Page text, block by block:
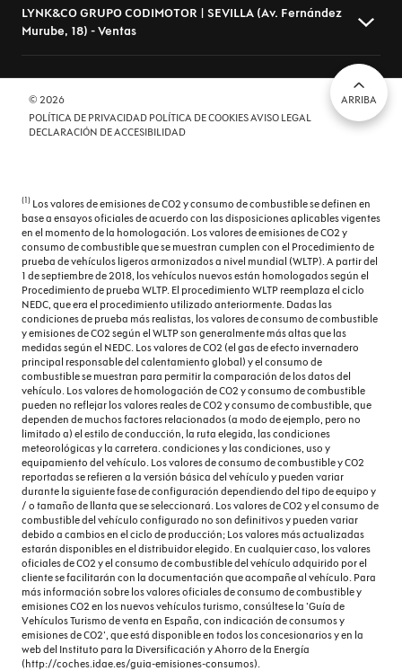
Av. Fernández Murube, 10 A, Sevilla - 41007 Sevilla (Sevilla)
954510666
codimotor@codimotor.com
LYNK&CO GRUPO CODIMOTOR | SEVILLA (Av. Fernández
Murube, 18) - Ventas
Av. Fernández Murube, 18, Sevilla - 41007 Sevilla (Sevilla)
954320323
© 2026
POLÍTICA DE PRIVACIDAD POLÍTICA DE COOKIESAVISO LEGAL
DECLARACIÓN DE ACCESIBILIDAD
ARRIBA
(1) Los valores de emisiones de CO2 y consumo de combustible se definen en
base a ensayos oficiales de acuerdo con las disposiciones aplicables vigentes
en el momento de la homologación. Los valores de emisiones de CO2 y
consumo de combustible que se muestran cumplen con el Procedimiento de
prueba de vehículos ligeros armonizados a nivel mundial (WLTP). A partir del
1 de septiembre de 2018, los vehículos nuevos están homologados según el
Procedimiento de prueba WLTP. El procedimiento WLTP reemplaza el ciclo
NEDC, que era el procedimiento utilizado anteriormente. Dadas las
condiciones de prueba más realistas, los valores de consumo de combustible
y emisiones de CO2 según el WLTP son generalmente más altas que las
medidas según el NEDC. Los valores de CO2 (el gas de efecto invernadero
principal responsable del calentamiento global) y el consumo de
combustible se muestran para permitir la comparación de los datos del
vehículo. Los valores de homologación de CO2 y consumo de combustible
pueden no reflejar los valores reales de CO2 y consumo de combustible, que
dependen de muchos factores relacionados (a modo de ejemplo, pero no
limitado a) el estilo de conducción, la ruta elegida, las condiciones
meteorológicas y la carretera. condiciones y las condiciones, uso y
equipamiento del vehículo. Los valores de consumo de combustible y CO2
reportadas se refieren a la versión básica del vehículo y pueden variar
durante la siguiente fase de configuración dependiendo del tipo de equipo y
/ o tamaño de llanta que se seleccionará. Los valores de CO2 y el consumo de
combustible del vehículo configurado no son definitivos y pueden variar
debido a cambios en el ciclo de producción; Los valores más actualizadas
estarán disponibles en el distribuidor elegido. En cualquier caso, los valores
oficiales de CO2 y el consumo de combustible del vehículo adquirido por el
cliente se facilitarán con la documentación que acompañe al vehículo. Para
más información sobre los valores oficiales de consumo de combustible y
emisiones CO2 en los nuevos vehículos turismo, consúltese la 'Guía de
Vehículos Turismo de venta en España, con indicación de consumos y
emisiones de CO2', que está disponible en todos los concesionarios y en la
web del Instituto para la Diversificación y Ahorro de la Energía
(http://coches.idae.es/guia-emisiones-consumos).